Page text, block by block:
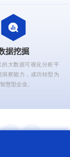
据挖掘
的大数据可视化分析平
洞察能力，成功转型为
慧型企业。